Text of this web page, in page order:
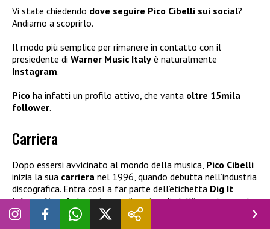
Vi state chiedendo dove seguire Pico Cibelli sui social?
Andiamo a scoprirlo.
Il modo più semplice per rimanere in contatto con il
presiedente di Warner Music Italy è naturalmente
Instagram.
Pico ha infatti un profilo attivo, che vanta oltre 15mila
follower.
Carriera
Dopo essersi avvicinato al mondo della musica, Pico Cibelli
inizia la sua carriera nel 1996, quando debutta nell’industria
discografica. Entra così a far parte dell’etichetta Dig It
International, dove ricopre diversi ruoli, dall’import-export
di vinili all’A&R, fino alla gestione del marketing televisivo.